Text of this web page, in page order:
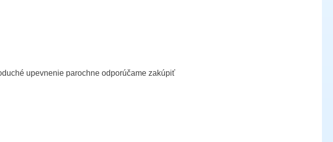
upevnenie parochne odporúčame zakúpiť